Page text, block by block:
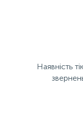
Наявність